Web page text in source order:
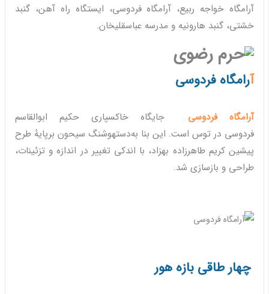
آرامگاه خواجه ربیع، آرامگاه فردوسی، ایستگاه راه آهن، گنبد
خشتی، گنبد هارونیه و مدرسه عباسقلیخان.
آرامگاه فردوسی
آرامگاه فردوسی جایگاه خاکسپاریحکیم ابوالقاسم
فردوسی در توس است. این بنا به‌دستهوشنگ سیحون برپایهٔ طرح
پیشینکریم طاهرزاده بهزاد، با اندکی تغییر در اندازه و تزئینات،
طراحی و بازسازی شد.
چهار طاقی بازه هور